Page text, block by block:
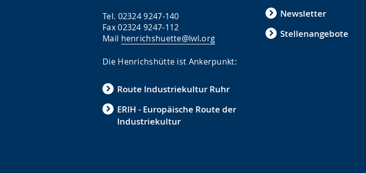
Tel. 02324 9247-140
Fax 02324 9247-112
Mail henrichshuette@lwl.org
Die Henrichshütte ist Ankerpunkt:
Route Industriekultur Ruhr
ERIH - Europäische Route der
Industriekultur
Newsletter
Stellenangebote